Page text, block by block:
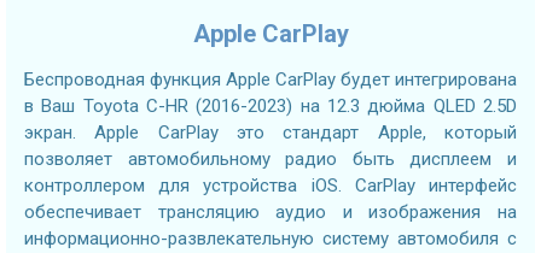
Apple CarPlay
Беспроводная функция Apple CarPlay будет интегрирована
в Ваш Toyota C-HR (2016-2023) на 12.3 дюйма QLED 2.5D
экран. Apple CarPlay это стандарт Apple, который
позволяет автомобильному радио быть дисплеем и
контроллером для устройства iOS. CarPlay интерфейс
обеспечивает трансляцию аудио и изображения на
информационно-развлекательную систему автомобиля с